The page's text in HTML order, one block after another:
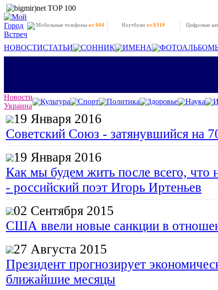
Мобильные телефоны от $44 Ноутбукиот $319 Цифровые
НОВОСТИСТАТЬИ СОННИК ИМЕНА
Новости
Украина
Культура Спорт Политика Здоровье Наука
19 Января 2016
Советский Союз - затянувшийся на
19 Января 2016
Как мы будем жить после всего, что
- российский поэт Игорь Иртеньев
02 Сентября 2015
США ввели новые санкции в
27 Августа 2015
Президент прогнозирует
ближайшие месяцы